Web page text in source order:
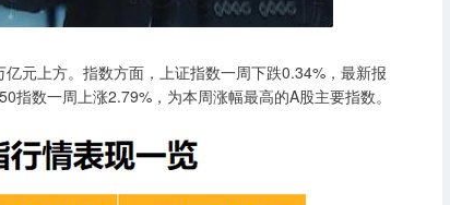
上方。指数方面，上证指数一周下跌0.34%，最新报
数一周上涨2.79%，为本周涨幅最高的A股主要指数。